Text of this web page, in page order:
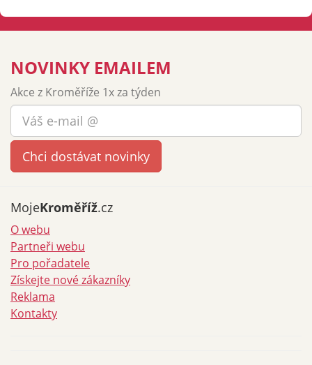
NOVINKY EMAILEM
Akce z Kroměříže 1x za týden
MojeKroměříž.cz
O webu
Partneři webu
Pro pořadatele
Získejte nové zákazníky
Reklama
Kontakty